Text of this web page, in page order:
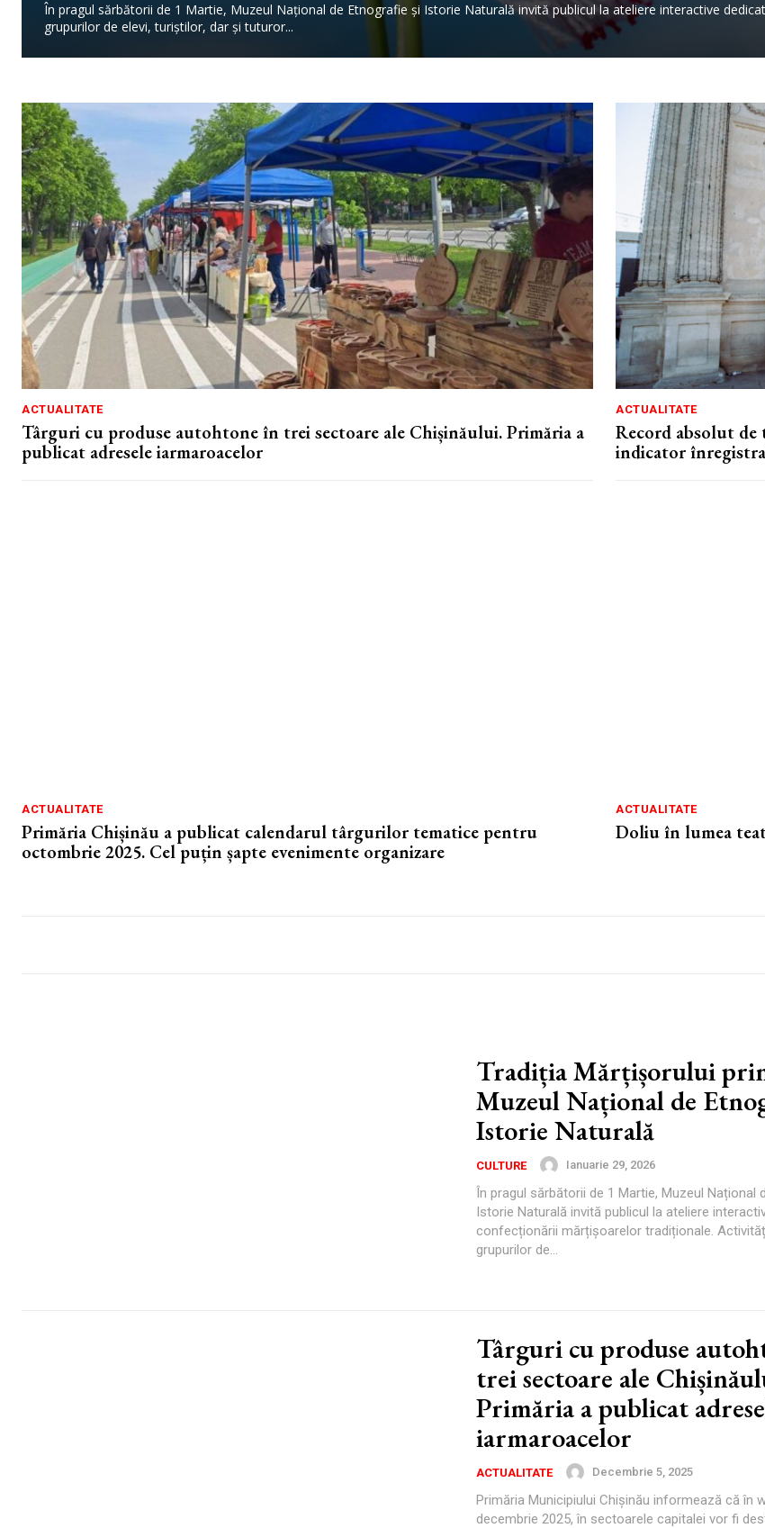
În pragul sărbătorii de 1 Martie, Muzeul Național de Etnografie și Istorie Naturală invită publicul la ateliere interactive
grupurilor de elevi, turiștilor, dar și tuturor...
ACTUALITATE
Târguri cu produse autohtone în trei sectoare ale Chișinăului. Primăria a
publicat adresele iarmaroacelor
ACTUALITATE
Record absolut
indicator
ACTUALITATE
Primăria Chișinău a publicat calendarul târgurilor tematice pentru
octombrie 2025. Cel puțin șapte evenimente organizare
ACTUALITATE
Doliu în lumea
Tradiția Mărțișorului
Muzeul Național de
Istorie Naturală
CULTURE Ianuarie 29, 2026
În pragul sărbătorii de 1 Martie, Muzeul Național
Istorie Naturală invită publicul la ateliere
confecționării mărțișoarelor tradiționale.
grupurilor de...
Târguri cu produse
trei sectoare ale
Primăria a publicat
iarmaroacelor
ACTUALITATE Decembrie 5, 2025
Primăria Municipiului Chișinău informează că în
decembrie 2025, în sectoarele capitalei vor fi